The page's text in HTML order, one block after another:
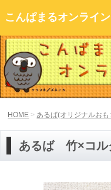
こんぱまるオンライン
HOME あるば(オリジナルおも
あるば 竹×コ